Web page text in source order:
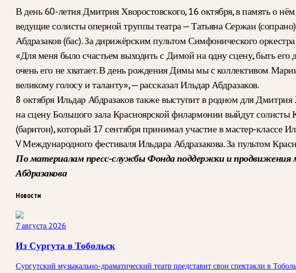
В день 60-летия Дмитрия Хворостовского, 16 октября, в память о
ведущие солисты оперной труппы театра — Татьяна Сержан
Абдразаков (бас). За дирижёрским пультом Симфонического
«Для меня было счастьем выходить с Димой на одну сцену, быть его
очень его не хватает. В день рождения Димы мы с коллективом
великому голосу и таланту», — рассказал Ильдар Абдразаков.
8 октября Ильдар Абдразаков также выступит в родном для
на сцену Большого зала Красноярской филармонии выйдут
(баритон), который 17 сентября принимал участие в мастер-классе
V Международного фестиваля Ильдара Абдразакова. За пультом
По материалам пресс-службы Фонда поддержки и продвижения
Абдразакова
Новости
7 августа 2026
Из Сургута в Тобольск
Сургутский музыкально-драматический театр представит свои спектакли в